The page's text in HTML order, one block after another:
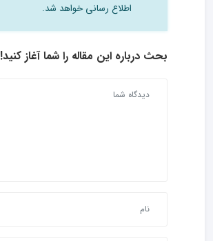
اطلاع رسانی خواهد شد.
بحث درباره این مقاله را شما آغاز کنید!